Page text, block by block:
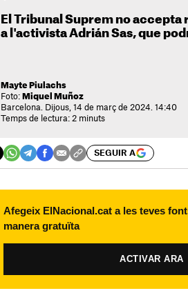
El Tribunal Suprem no
a l'activista Adrián Sas, que
Mayte Piulachs
Foto: Miquel Muñoz
Barcelona. Dijous, 14 de març de 2024. 14:40
Temps de lectura: 2 minuts
SEGUIR A
Afegeix ElNacional.cat a les teves
manera gratuïta
ACTIVAR ARA